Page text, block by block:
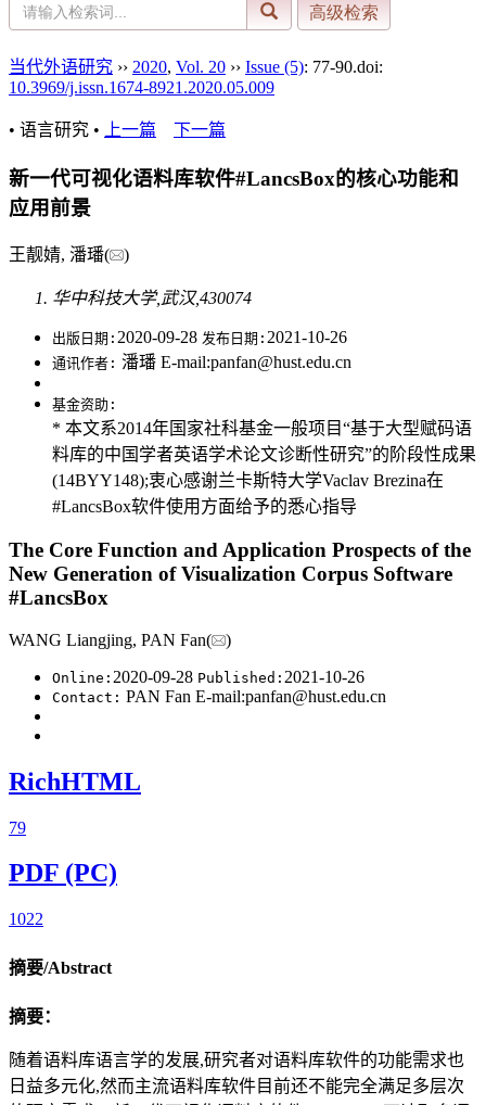
当代外语研究 ›› 2020, Vol. 20 ›› Issue (5): 77-90.doi:
10.3969/j.issn.1674-8921.2020.05.009
• 语言研究 • 上一篇 下一篇
新一代可视化语料库软件#LancsBox的核心功能和
应用前景
王靓婧, 潘璠( )
华中科技大学,武汉,430074
出版日期: 2020-09-28 发布日期: 2021-10-26
通讯作者: 潘璠 E-mail:panfan@hust.edu.cn
基金资助:
* 本文系2014年国家社科基金一般项目“基于大型赋码语
料库的中国学者英语学术论文诊断性研究”的阶段性成果
(14BYY148);衷心感谢兰卡斯特大学Vaclav Brezina在
#LancsBox软件使用方面给予的悉心指导
The Core Function and Application Prospects of the
New Generation of Visualization Corpus Software
#LancsBox
WANG Liangjing, PAN Fan( )
Online: 2020-09-28 Published: 2021-10-26
Contact: PAN Fan E-mail:panfan@hust.edu.cn
RichHTML
79
PDF (PC)
1022
摘要/Abstract
摘要：
随着语料库语言学的发展,研究者对语料库软件的功能需求也
日益多元化,然而主流语料库软件目前还不能完全满足多层次